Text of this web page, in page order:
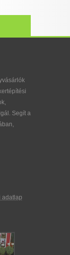
Segít a
adatlap